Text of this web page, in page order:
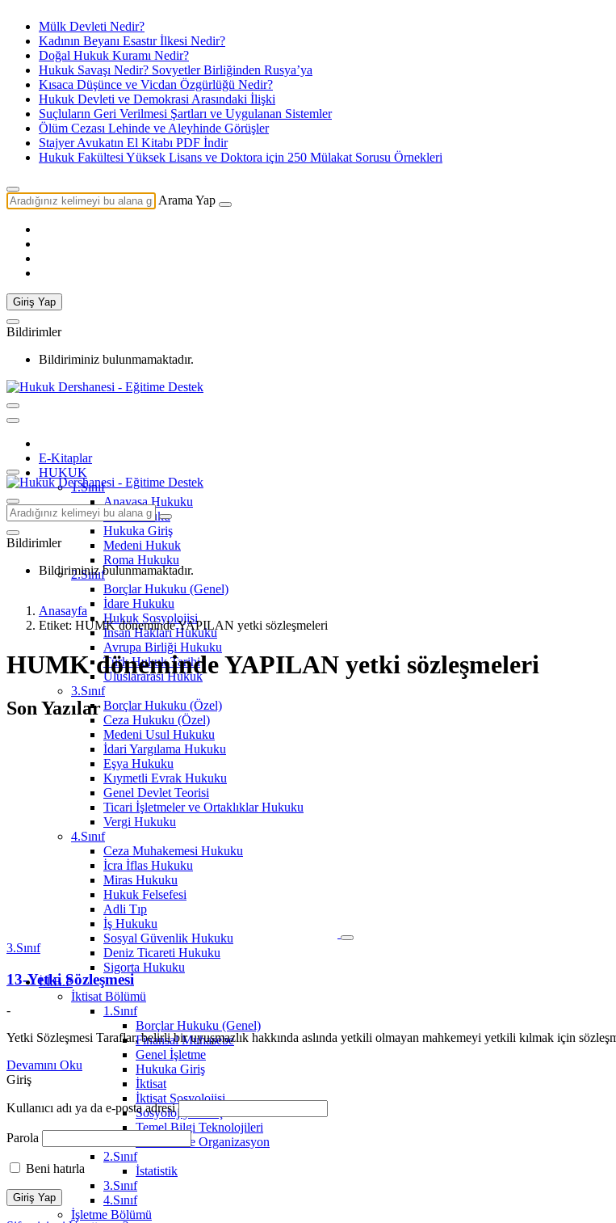
Mülk Devleti Nedir?
Kadının Beyanı Esastır İlkesi Nedir?
Doğal Hukuk Kuramı Nedir?
Hukuk Savaşı Nedir? Sovyetler Birliğinden Rusya’ya
Kısaca Düşünce ve Vicdan Özgürlüğü Nedir?
Hukuk Devleti ve Demokrasi Arasındaki İlişki
Suçluların Geri Verilmesi Şartları ve Uygulanan Sistemler
Ölüm Cezası Lehinde ve Aleyhinde Görüşler
Stajyer Avukatın El Kitabı PDF İndir
Hukuk Fakültesi Yüksek Lisans ve Doktora için 250 Mülakat Sorusu Örnekleri
Arama Yap
Giriş Yap
Bildirimler
Bildiriminiz bulunmamaktadır.
E-Kitaplar
HUKUK
1.Sınıf
Anayasa Hukuku
Aile Hukuku
Hukuka Giriş
Medeni Hukuk
Roma Hukuku
2.Sınıf
Borçlar Hukuku (Genel)
İdare Hukuku
Hukuk Sosyolojisi
İnsan Hakları Hukuku
Avrupa Birliği Hukuku
Türk Hukuk Tarihi
Uluslararası Hukuk
3.Sınıf
Borçlar Hukuku (Özel)
Ceza Hukuku (Özel)
Medeni Usul Hukuku
İdari Yargılama Hukuku
Eşya Hukuku
Kıymetli Evrak Hukuku
Genel Devlet Teorisi
Ticari İşletmeler ve Ortaklıklar Hukuku
Vergi Hukuku
4.Sınıf
Ceza Muhakemesi Hukuku
İcra İflas Hukuku
Miras Hukuku
Hukuk Felsefesi
Adli Tıp
İş Hukuku
Sosyal Güvenlik Hukuku
Deniz Ticareti Hukuku
Sigorta Hukuku
İ.İ.B.F
İktisat Bölümü
1.Sınıf
Borçlar Hukuku (Genel)
Finansal Muhasebe
Genel İşletme
Hukuka Giriş
İktisat
İktisat Sosyolojisi
Sosyolojiye Giriş
Temel Bilgi Teknolojileri
Yönetim ve Organizasyon
2.Sınıf
İstatistik
3.Sınıf
4.Sınıf
İşletme Bölümü
Bildirimler
Bildiriminiz bulunmamaktadır.
Anasayfa
Etiket: HUMK döneminde YAPILAN yetki sözleşmeleri
HUMK döneminde YAPILAN yetki sözleşmeleri
Son Yazılar
3.Sınıf
13-Yetki Sözleşmesi
-
Yetki Sözleşmesi Taraflar, belirli bir uyuşmazlık hakkında aslında yetkili olmayan mahkemeyi yetkili kılmak için
Devamını Oku
Giriş
Kullanıcı adı ya da e-posta adresi
Parola
Beni hatırla